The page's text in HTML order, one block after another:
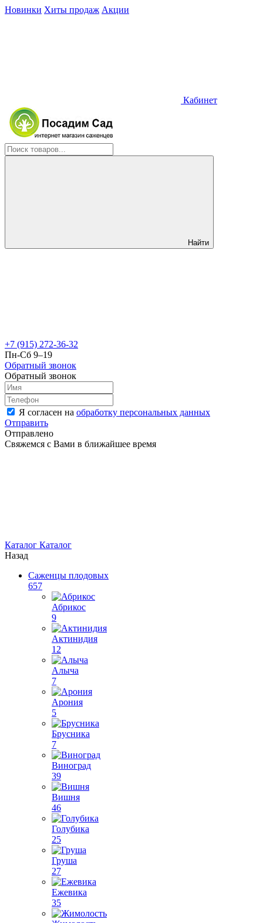
Новинки Хиты продаж Акции
Кабинет
Найти
+7 (915) 272-36-32
Пн-Сб 9–19
Обратный звонок
Обратный звонок
Я согласен на обработку персональных данных
Отправить
Отправлено
Свяжемся с Вами в ближайшее время
Каталог Каталог
Назад
Саженцы плодовых
657
Абрикос
9
Актинидия
12
Алыча
7
Арония
5
Брусника
7
Виноград
39
Вишня
46
Голубика
25
Груша
27
Ежевика
35